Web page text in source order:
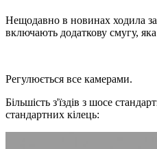
Нещодавно в новинах ходила
включають додаткову смугу,
Регулюється все камерами.
Більшість з'їздів з шосе
стандартних кілець: